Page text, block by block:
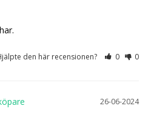
den här recensionen? 0 0
26-06-2024